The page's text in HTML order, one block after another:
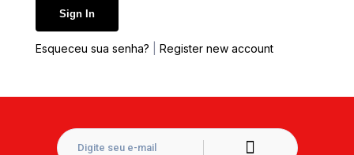
Esqueceu sua senha? Register new account